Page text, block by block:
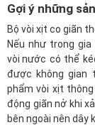
Gợi ý những
Bộ vòi xịt co giãn
Nếu như trong
vòi nước có thể
được không gian
phẩm vòi xịt
động giãn nở khi
bên ngoài nên dây